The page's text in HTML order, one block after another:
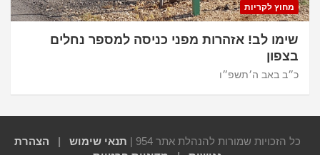
מחוץ לקריות
שימו לב! אזהרות מפני כניסה למספר נחלים
בצפון
כ״ב באב ה׳תשפ״ו
כל הזכויות שמורות להנהלת אתר 954 | תנאי שימוש | הצהרת